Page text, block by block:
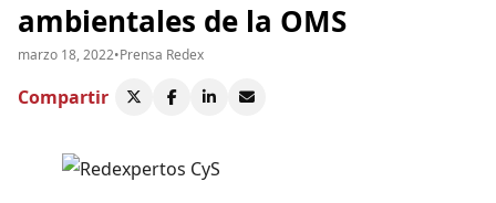
ambientales de la OMS
marzo 18, 2022•Prensa Redex
Compartir